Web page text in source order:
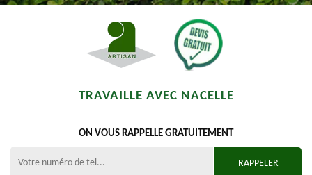
TRAVAILLE AVEC NACELLE
ON VOUS RAPPELLE GRATUITEMENT